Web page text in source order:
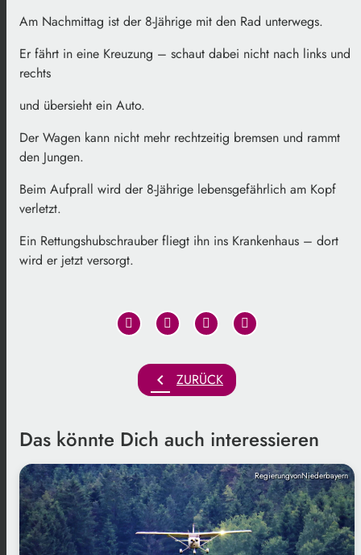
Am Nachmittag ist der 8-Jährige mit den Rad unterwegs.
Er fährt in eine Kreuzung – schaut dabei nicht nach links und
rechts
und übersieht ein Auto.
Der Wagen kann nicht mehr rechtzeitig bremsen und rammt
den Jungen.
Beim Aufprall wird der 8-Jährige lebensgefährlich am Kopf
verletzt.
Ein Rettungshubschrauber fliegt ihn ins Krankenhaus – dort
wird er jetzt versorgt.
chevron_left ZURÜCK
Das könnte Dich auch interessieren
RegierungvonNiederbayern